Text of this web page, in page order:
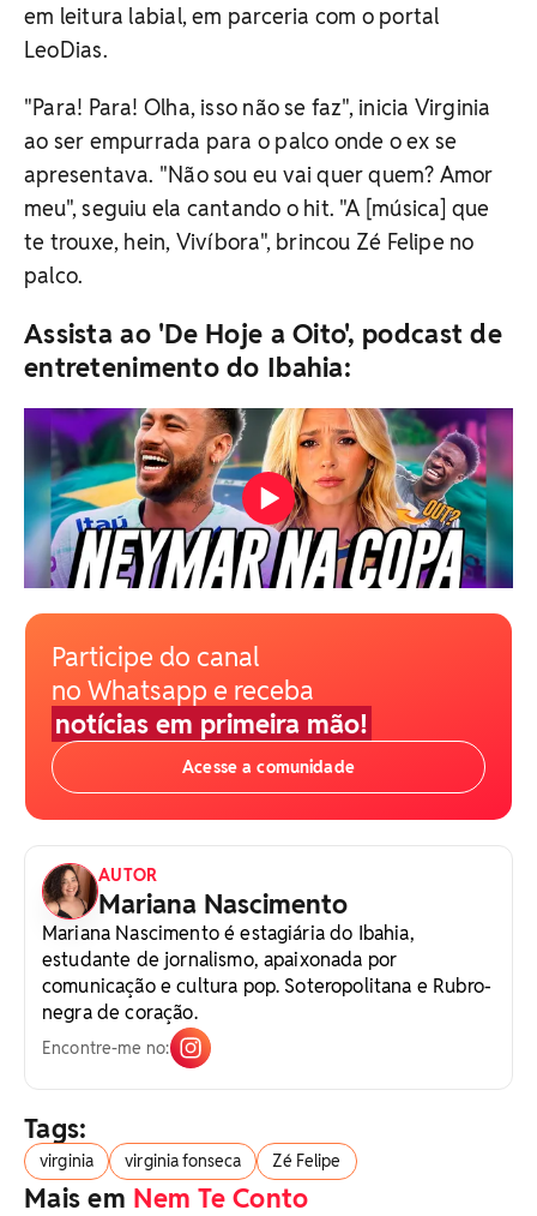
em leitura labial, em parceria com o portal
LeoDias.
"Para! Para! Olha, isso não se faz", inicia Virginia
ao ser empurrada para o palco onde o ex se
apresentava. "Não sou eu vai quer quem? Amor
meu", seguiu ela cantando o hit. "A [música] que
te trouxe, hein, Vivíbora", brincou Zé Felipe no
palco.
Assista ao 'De Hoje a Oito', podcast de
entretenimento do Ibahia:
Participe do canal
no Whatsapp e receba
notícias em primeira mão!
Acesse a comunidade
AUTOR
Mariana Nascimento
Mariana Nascimento é estagiária do Ibahia,
estudante de jornalismo, apaixonada por
comunicação e cultura pop. Soteropolitana e Rubro-
negra de coração.
Encontre-me no:
Tags:
virginia virginia fonseca Zé Felipe
Mais em Nem Te Conto